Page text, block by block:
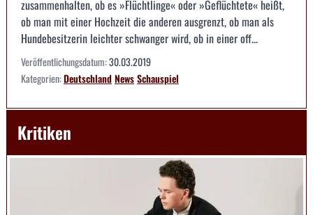
zusammenhalten, ob es »Flüchtlinge« oder »Geflüchtete« heißt,
ob man mit einer Hochzeit die anderen ausgrenzt, ob man als
Hundebesitzerin leichter schwanger wird, ob in einer off...
Veröffentlichungsdatum:30.03.2019
Kategorien:DeutschlandNewsSchauspiel
Kritiken